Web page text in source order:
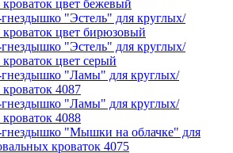
цвет бежевый
"Эстель" для круглых/
цвет бирюзовый
"Эстель" для круглых/
цвет серый
"Ламы" для круглых/
4087
"Ламы" для круглых/
4088
"Мышки на облачке" для
кроваток 4075